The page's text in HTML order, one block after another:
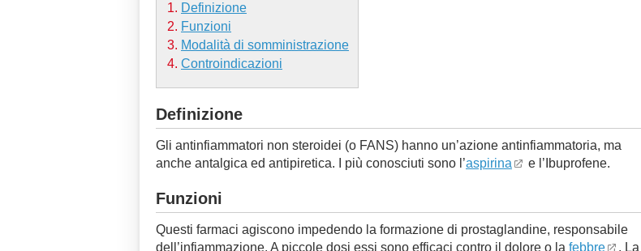
Definizione
Funzioni
Modalità di somministrazione
Controindicazioni
Definizione
Gli antinfiammatori non steroidei (o FANS) hanno un’azione antinfiammatoria, ma
anche antalgica ed antipiretica. I più conosciuti sono l’aspirina e l’Ibuprofene.
Funzioni
Questi farmaci agiscono impedendo la formazione di prostaglandine, responsabile
dell’infiammazione. A piccole dosi essi sono efficaci contro il dolore o la febbre
. La